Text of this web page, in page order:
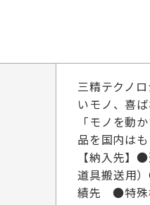
三精テクノ
いモノ、喜
「モノを動
品を国内は
【納入先】
道具搬送用
績先 ●特殊